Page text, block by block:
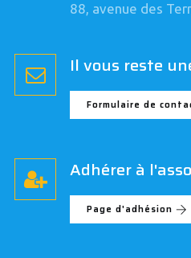
88, avenue des
Il vous reste
Formulaire de
Adhérer à
Page d'adhésion